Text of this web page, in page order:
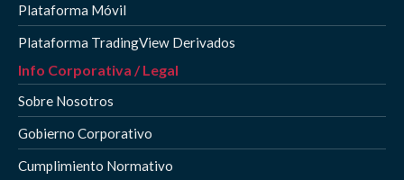
Plataforma Móvil
Plataforma TradingView Derivados
Info Corporativa / Legal
Sobre Nosotros
Gobierno Corporativo
Cumplimiento Normativo